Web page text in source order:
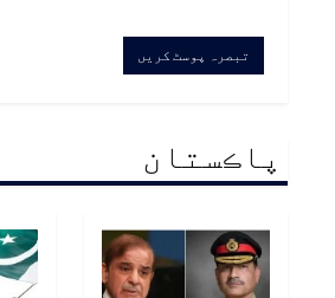
پاڪستان